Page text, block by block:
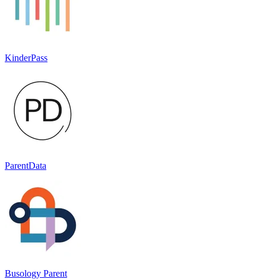
KinderPass
ParentData
Busology Parent